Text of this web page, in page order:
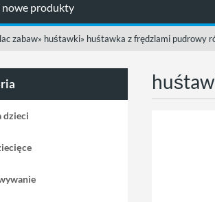
nowe produkty
zabaw» huśtawki» huśtawka z frędzlami pudrowy
dzieci